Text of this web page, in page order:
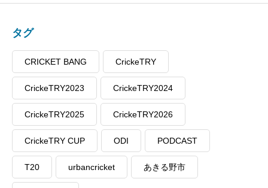
タグ
CRICKET BANG CrickeTRY
CrickeTRY2023 CrickeTRY2024
CrickeTRY2025 CrickeTRY2026
CrickeTRY CUP ODI PODCAST
T20 urbancricket あきる野市